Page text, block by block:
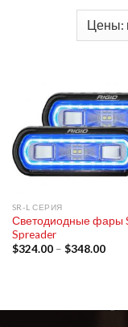
SR-L СЕРИЯ
Светодиодные фары
Spreader
$324.00– $348.00